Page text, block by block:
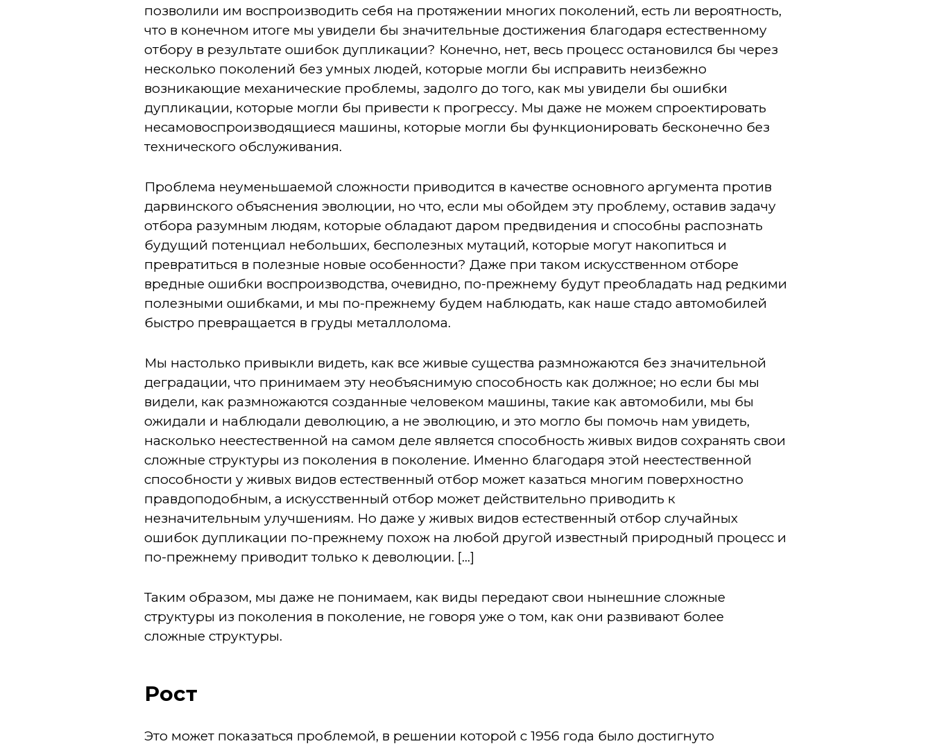
позволили им воспроизводить себя на протяжении многих поколений, есть ли вероятность,
что в конечном итоге мы увидели бы значительные достижения благодаря естественному
отбору в результате ошибок дупликации? Конечно, нет, весь процесс остановился бы через
несколько поколений без умных людей, которые могли бы исправить неизбежно
возникающие механические проблемы, задолго до того, как мы увидели бы ошибки
дупликации, которые могли бы привести к прогрессу. Мы даже не можем спроектировать
несамовоспроизводящиеся машины, которые могли бы функционировать бесконечно без
технического обслуживания.
Проблема неуменьшаемой сложности приводится в качестве основного аргумента против
дарвинского объяснения эволюции, но что, если мы обойдем эту проблему, оставив задачу
отбора разумным людям, которые обладают даром предвидения и способны распознать
будущий потенциал небольших, бесполезных мутаций, которые могут накопиться и
превратиться в полезные новые особенности? Даже при таком искусственном отборе
вредные ошибки воспроизводства, очевидно, по-прежнему будут преобладать над редкими
полезными ошибками, и мы по-прежнему будем наблюдать, как наше стадо автомобилей
быстро превращается в груды металлолома.
Мы настолько привыкли видеть, как все живые существа размножаются без значительной
деградации, что принимаем эту необъяснимую способность как должное; но если бы мы
видели, как размножаются созданные человеком машины, такие как автомобили, мы бы
ожидали и наблюдали деволюцию, а не эволюцию, и это могло бы помочь нам увидеть,
насколько неестественной на самом деле является способность живых видов сохранять свои
сложные структуры из поколения в поколение. Именно благодаря этой неестественной
способности у живых видов естественный отбор может казаться многим поверхностно
правдоподобным, а искусственный отбор может действительно приводить к
незначительным улучшениям. Но даже у живых видов естественный отбор случайных
ошибок дупликации по-прежнему похож на любой другой известный природный процесс и
по-прежнему приводит только к деволюции. [...]
Таким образом, мы даже не понимаем, как виды передают свои нынешние сложные
структуры из поколения в поколение, не говоря уже о том, как они развивают более
сложные структуры.
Рост
Это может показаться проблемой, в решении которой с 1956 года было достигнуто